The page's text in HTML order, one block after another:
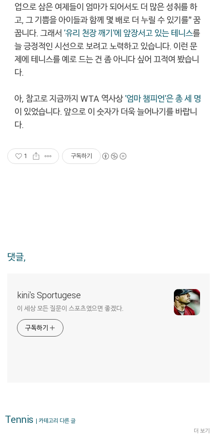
업으로 삼은 여제들이 엄마가 되어서도 더 많은 성취를 하
고, 그 기쁨을 아이들과 함께 몇 배로 더 누릴 수 있기를" 꿈
꿉니다. 그래서 '유리 천장 깨기'에 앞장서고 있는 테니스를
늘 긍정적인 시선으로 보려고 노력하고 있습니다. 이런 문
제에 테니스를 예로 드는 건 좀 아니다 싶어 끄적여 봤습니
다.
아, 참고로 지금까지 WTA 역사상 '엄마 챔피언'은 총 세 명
이 있었습니다. 앞으로 이 숫자가 더욱 늘어나기를 바랍니
다.
1 구독하기
댓글,
kini's Sportugese
이 세상 모든 질문이 스포츠였으면 좋겠다.
구독하기
Tennis | 카테고리 다른 글
더 보기